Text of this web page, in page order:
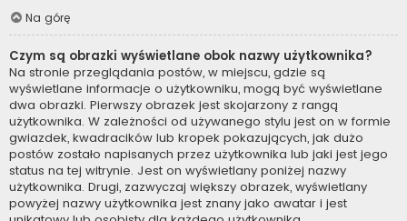
Na górę
Czym są obrazki wyświetlane obok nazwy użytkownika?
Na stronie przeglądania postów, w miejscu, gdzie są
wyświetlane informacje o użytkowniku, mogą być wyświetlane
dwa obrazki. Pierwszy obrazek jest skojarzony z rangą
użytkownika. W zależności od używanego stylu jest on w formie
gwiazdek, kwadracików lub kropek pokazujących, jak dużo
postów zostało napisanych przez użytkownika lub jaki jest jego
status na tej witrynie. Jest on wyświetlany poniżej nazwy
użytkownika. Drugi, zazwyczaj większy obrazek, wyświetlany
powyżej nazwy użytkownika jest znany jako awatar i jest